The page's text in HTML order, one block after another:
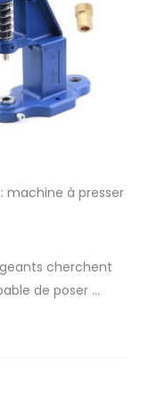
: machine à presser
cherchent
de poser ...